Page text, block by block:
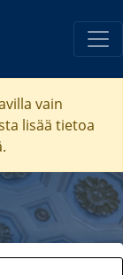
vain
lisää tietoa